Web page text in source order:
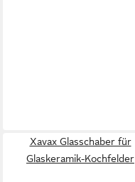
Xavax Glasschaber für
Glaskeramik-Kochfelder